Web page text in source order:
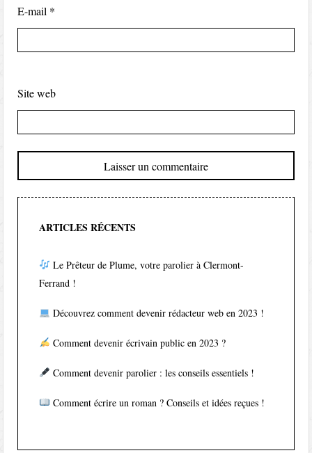
E-mail *
Site web
ARTICLES RÉCENTS
Le Prêteur de Plume, votre parolier à Clermont-
Ferrand !
Découvrez comment devenir rédacteur web en 2023 !
Comment devenir écrivain public en 2023 ?
Comment devenir parolier : les conseils essentiels !
Comment écrire un roman ? Conseils et idées reçues !